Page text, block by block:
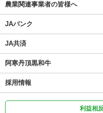
農業関連事業者の皆様へ
JAバンク
JA共済
阿寒丹頂黒和牛
採用情報
利益相